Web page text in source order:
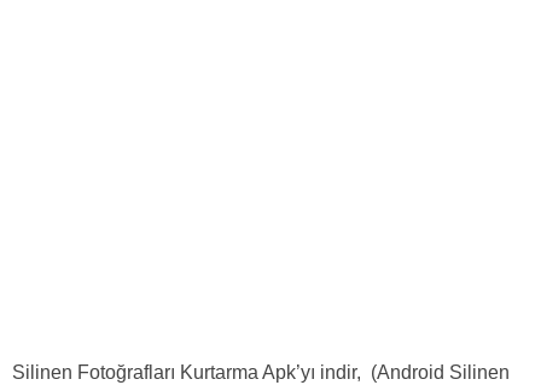
Silinen Fotoğrafları Kurtarma Apk’yı indir, (Android Silinen